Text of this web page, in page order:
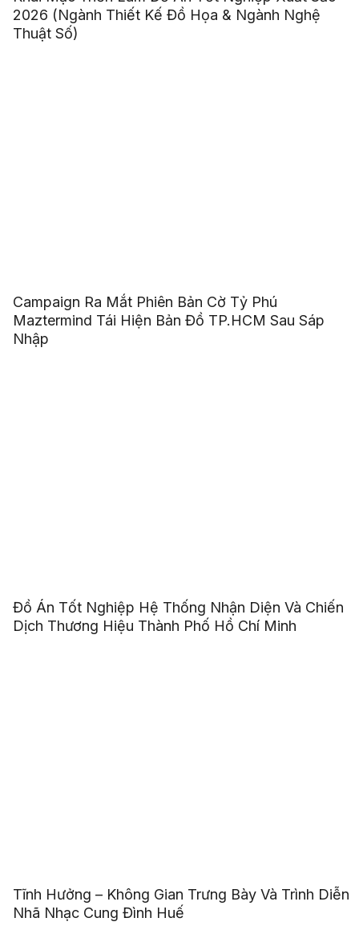
2026 (Ngành Thiết Kế Đồ Họa & Ngành Nghệ
Thuật Số)
Campaign Ra Mắt Phiên Bản Cờ Tỷ Phú
Maztermind Tái Hiện Bản Đồ TP.HCM Sau Sáp
Nhập
Đồ Án Tốt Nghiệp Hệ Thống Nhận Diện Và Chiến
Dịch Thương Hiệu Thành Phố Hồ Chí Minh
Tĩnh Hưởng – Không Gian Trưng Bày Và Trình Diễn
Nhã Nhạc Cung Đình Huế